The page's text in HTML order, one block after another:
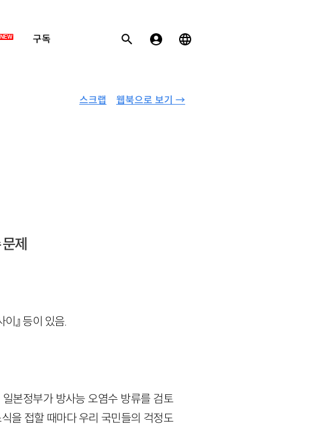
NEW 구독
웹북으로 보기 →
스크랩
제
』 등이 있음.
본정부가 방사능 오염수 방류를 검토
을 접할 때마다 우리 국민들의 걱정도